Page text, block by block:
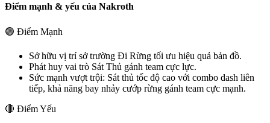
Điểm mạnh & yếu của Nakroth
🟢 Điểm Mạnh
Sở hữu vị trí sở trường Đi Rừng tối ưu hiệu quả bản đồ.
Phát huy vai trò Sát Thủ gánh team cực lực.
Sức mạnh vượt trội: Sát thủ tốc độ cao với combo dash liên
tiếp, khả năng bay nhảy cướp rừng gánh team cực mạnh.
🔴 Điểm Yếu